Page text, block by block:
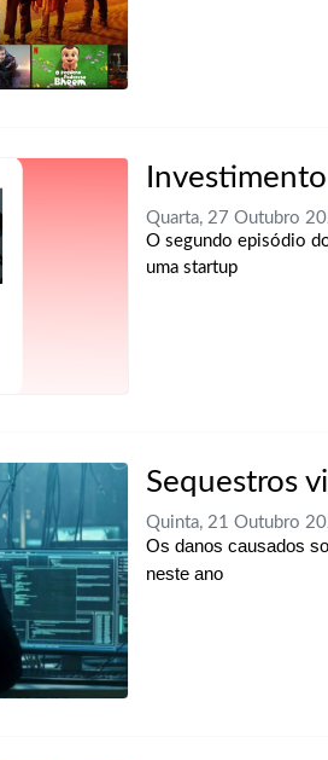
Quarta, 27 Outubro
O segundo episódio
uma startup
Sequestros
Quinta, 21 Outubro
Os danos causados
neste ano